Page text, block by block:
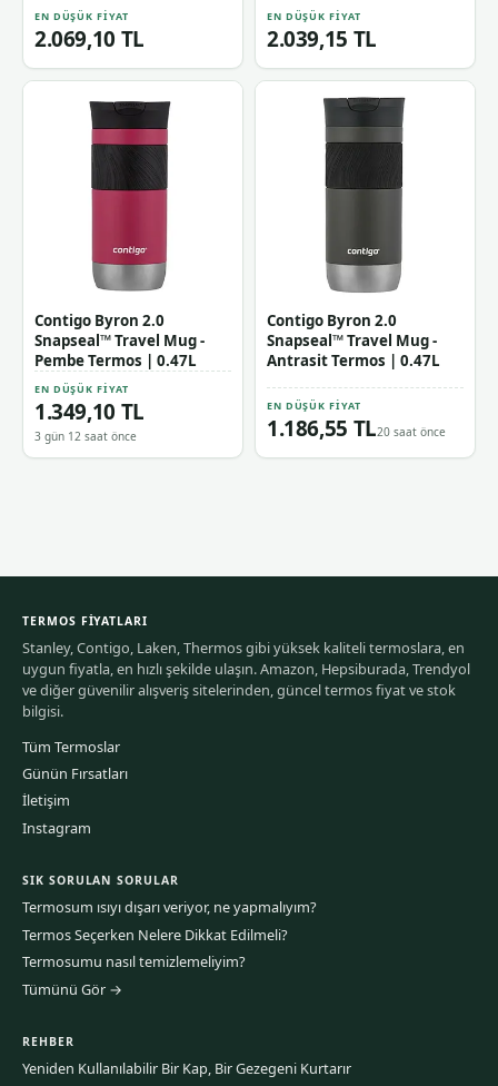
EN DÜŞÜK FIYAT
2.069,10 TL
EN DÜŞÜK FIYAT
2.039,15 TL
Contigo Byron 2.0
Snapseal™ Travel Mug -
Pembe Termos | 0.47L
EN DÜŞÜK FIYAT
1.349,10 TL
3 gün 12 saat önce
Contigo Byron 2.0
Snapseal™ Travel Mug -
Antrasit Termos | 0.47L
EN DÜŞÜK FIYAT
1.186,55 TL20 saat önce
TERMOS FIYATLARI
Stanley, Contigo, Laken, Thermos gibi yüksek kaliteli termoslara, en
uygun fiyatla, en hızlı şekilde ulaşın. Amazon, Hepsiburada, Trendyol
ve diğer güvenilir alışveriş sitelerinden, güncel termos fiyat ve stok
bilgisi.
Tüm Termoslar
Günün Fırsatları
İletişim
Instagram
SIK SORULAN SORULAR
Termosum ısıyı dışarı veriyor, ne yapmalıyım?
Termos Seçerken Nelere Dikkat Edilmeli?
Termosumu nasıl temizlemeliyim?
Tümünü Gör →
REHBER
Yeniden Kullanılabilir Bir Kap, Bir Gezegeni Kurtarır